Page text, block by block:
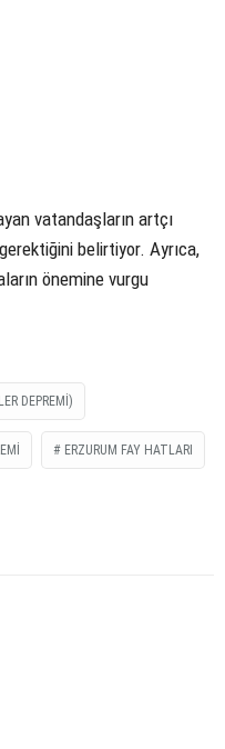
vatandaşların artçı
belirtiyor. Ayrıca,
önemine vurgu
DEPREMI)
ERZURUM FAY HATLARI